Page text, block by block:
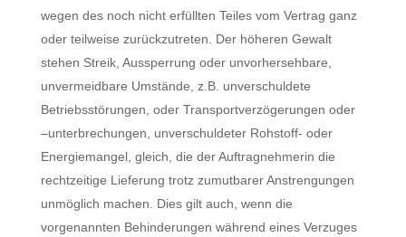
wegen des noch nicht erfüllten Teiles vom Vertrag ganz
oder teilweise zurückzutreten. Der höheren Gewalt
stehen Streik, Aussperrung oder unvorhersehbare,
unvermeidbare Umstände, z.B. unverschuldete
Betriebsstörungen, oder Transportverzögerungen oder
–unterbrechungen, unverschuldeter Rohstoff- oder
Energiemangel, gleich, die der Auftragnehmerin die
rechtzeitige Lieferung trotz zumutbarer Anstrengungen
unmöglich machen. Dies gilt auch, wenn die
vorgenannten Behinderungen während eines Verzuges